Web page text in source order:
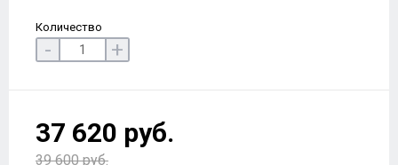
Количество
- +
37 620 руб.
39 600 руб.